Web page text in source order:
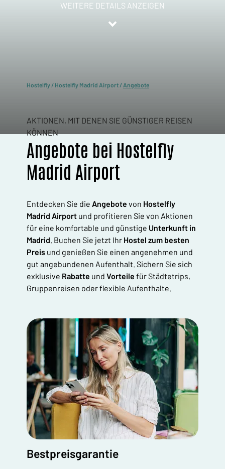
WEITERE DETAILS ANZEIGEN
Hostelfly / Hostelfly Madrid Airport / Angebote
AKTIONEN, MIT DENEN SIE GÜNSTIGER REISEN
KÖNNEN
Angebote bei Hostelfly
Madrid Airport
Entdecken Sie die Angebote von Hostelfly
Madrid Airport und profitieren Sie von Aktionen
für eine komfortable und günstige Unterkunft in
Madrid. Buchen Sie jetzt Ihr Hostel zum besten
Preis und genießen Sie einen angenehmen und
gut angebundenen Aufenthalt. Sichern Sie sich
exklusive Rabatte und Vorteile für Städtetrips,
Gruppenreisen oder flexible Aufenthalte.
Bestpreisgarantie